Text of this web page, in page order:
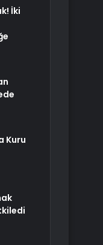
İki
Kuru